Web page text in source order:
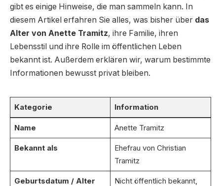
gibt es einige Hinweise, die man sammeln kann. In
diesem Artikel erfahren Sie alles, was bisher über das
Alter von Anette Tramitz, ihre Familie, ihren
Lebensstil und ihre Rolle im öffentlichen Leben
bekannt ist. Außerdem erklären wir, warum bestimmte
Informationen bewusst privat bleiben.
Kategorie Information
Name Anette Tramitz
Bekannt als
Ehefrau von Christian
Tramitz
Geburtsdatum / Alter
Nicht öffentlich bekannt,